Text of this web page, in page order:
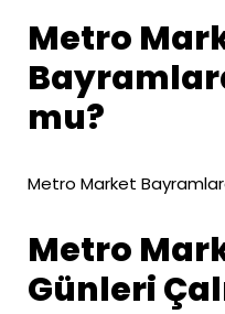
Metro
mu?
Metro Market
Metro
Günleri